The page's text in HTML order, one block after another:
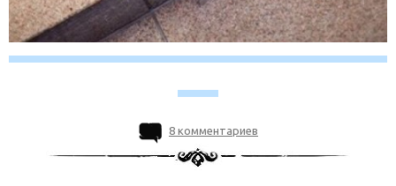
8 комментариев